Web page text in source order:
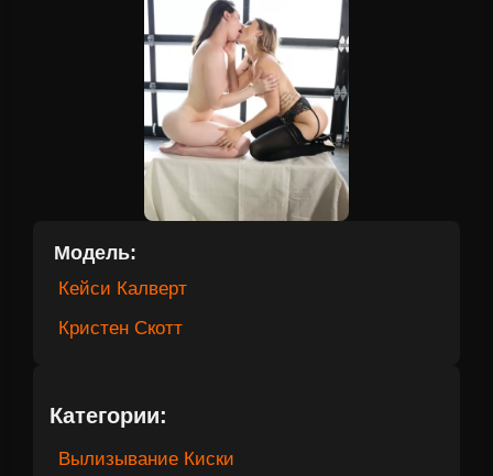
Модель:
Кейси Калверт
Кристен Скотт
Категории:
Вылизывание Киски